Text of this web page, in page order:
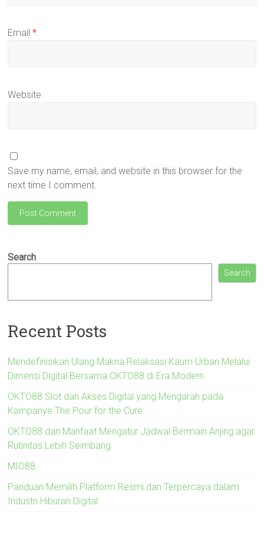
Email*
Website
Save my name, email, and website in this browser for the
next time I comment.
Search
Search
Recent Posts
Mendefinisikan Ulang Makna Relaksasi Kaum Urban Melalui
Dimensi Digital Bersama OKTO88 di Era Modern
OKTO88 Slot dan Akses Digital yang Mengarah pada
Kampanye The Pour for the Cure
OKTO88 dan Manfaat Mengatur Jadwal Bermain Anjing agar
Rutinitas Lebih Seimbang
MIO88
Panduan Memilih Platform Resmi dan Terpercaya dalam
Industri Hiburan Digital